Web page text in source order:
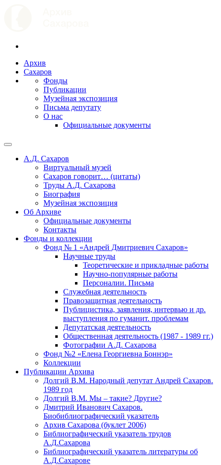
Архив
Сахаров
Фонды
Публикации
Музейная экспозиция
Письма депутату
О нас
Официальные документы
А.Д. Сахаров
Виртуальный музей
Сахаров говорит… (цитаты)
Труды А.Д. Сахарова
Биография
Музейная экспозиция
Об Архиве
Официальные документы
Контакты
Фонды и коллекции
Фонд № 1 «Андрей Дмитриевич Сахаров»
Научные труды
Теоретические и прикладные работы
Научно-популярные работы
Персоналии. Письма
Служебная деятельность
Правозащитная деятельность
Публицистика, заявления, интервью и др.
выступления по гуманит. проблемам
Депутатская деятельность
Общественная деятельность (1987 - 1989 гг.)
Фотографии А.Д. Сахарова
Фонд №2 «Елена Георгиевна Боннэр»
Коллекции
Публикации Архива
Долгий В.М. Народный депутат Андрей Сахаров.
1989 год
Долгий В.М. Мы – такие? Другие?
Дмитрий Иванович Сахаров.
Биобиблиографический указатель
Архив Сахарова (буклет 2006)
Библиографический указатель трудов
А.Д.Сахарова
Библиографический указатель литературы об
А.Д.Сахарове